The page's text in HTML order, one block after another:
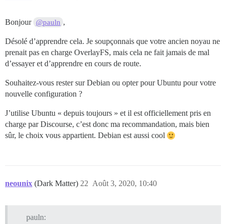
Bonjour @pauln ,
Désolé d’apprendre cela. Je soupçonnais que votre ancien noyau ne
prenait pas en charge OverlayFS, mais cela ne fait jamais de mal
d’essayer et d’apprendre en cours de route.
Souhaitez-vous rester sur Debian ou opter pour Ubuntu pour votre
nouvelle configuration ?
J’utilise Ubuntu « depuis toujours » et il est officiellement pris en
charge par Discourse, c’est donc ma recommandation, mais bien
sûr, le choix vous appartient. Debian est aussi cool
neounix (Dark Matter) Août 3, 2020, 10:40
22
pauln: